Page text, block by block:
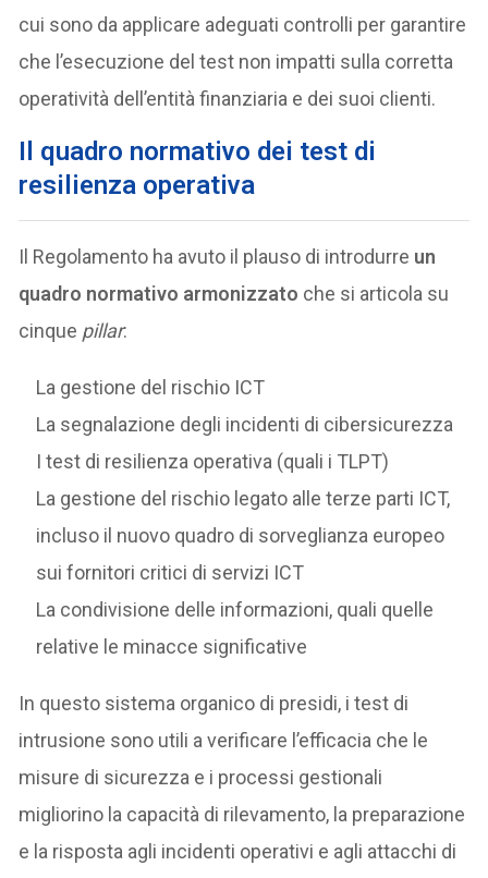
cui sono da applicare adeguati controlli per garantire
che l’esecuzione del test non impatti sulla corretta
operatività dell’entità finanziaria e dei suoi clienti.
Il quadro normativo dei test di
resilienza operativa
Il Regolamento ha avuto il plauso di introdurre un
quadro normativo armonizzato che si articola su
cinque pillar:
La gestione del rischio ICT
La segnalazione degli incidenti di cibersicurezza
I test di resilienza operativa (quali i TLPT)
La gestione del rischio legato alle terze parti ICT,
incluso il nuovo quadro di sorveglianza europeo
sui fornitori critici di servizi ICT
La condivisione delle informazioni, quali quelle
relative le minacce significative
In questo sistema organico di presidi, i test di
intrusione sono utili a verificare l’efficacia che le
misure di sicurezza e i processi gestionali
migliorino la capacità di rilevamento, la preparazione
e la risposta agli incidenti operativi e agli attacchi di